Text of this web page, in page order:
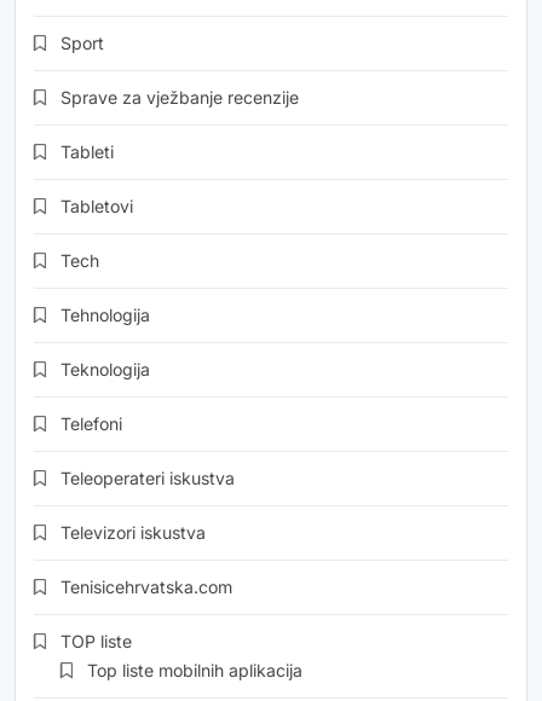
Sport
Sprave za vježbanje recenzije
Tableti
Tabletovi
Tech
Tehnologija
Teknologija
Telefoni
Teleoperateri iskustva
Televizori iskustva
Tenisicehrvatska.com
TOP liste
Top liste mobilnih aplikacija